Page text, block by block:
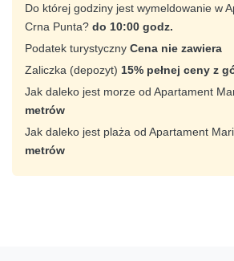
Do której godziny jest wymeldowanie w
Crna Punta? do 10:00 godz.
Podatek turystyczny Cena nie zawiera
Zaliczka (depozyt) 15% pełnej ceny z
Jak daleko jest morze od Apartament
metrów
Jak daleko jest plaża od Apartament
metrów